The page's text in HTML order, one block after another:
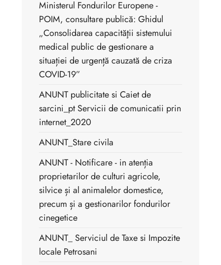
Ministerul Fondurilor Europene -
POIM, consultare publică: Ghidul
„Consolidarea capacităţii sistemului
medical public de gestionare a
situației de urgență cauzată de criza
COVID-19”
ANUNT publicitate si Caiet de
sarcini_pt Servicii de comunicatii prin
internet_2020
ANUNT_Stare civila
ANUNT - Notificare - in atenția
proprietarilor de culturi agricole,
silvice și al animalelor domestice,
precum și a gestionarilor fondurilor
cinegetice
ANUNT_ Serviciul de Taxe si Impozite
locale Petrosani